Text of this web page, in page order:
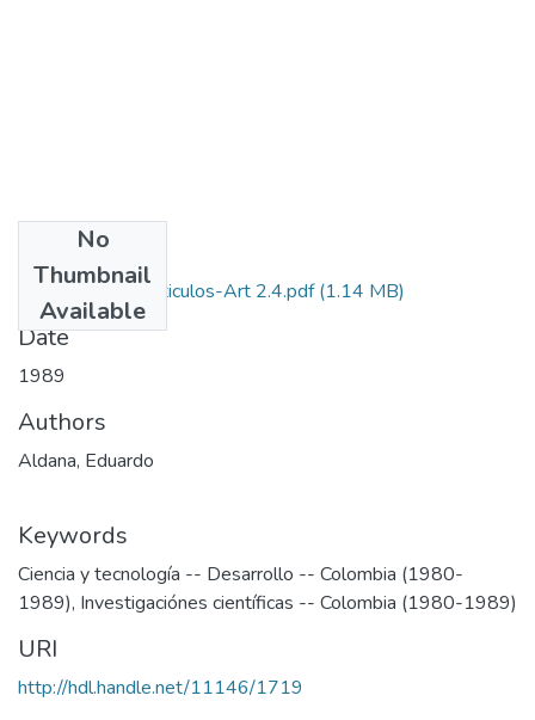
No
Thumbnail
Available
1989-V7-N2-Articulos-Art 2.4.pdf(1.14 MB)
Date
1989
Authors
Aldana, Eduardo
Keywords
Ciencia y tecnología -- Desarrollo -- Colombia (1980-
1989), Investigaciónes científicas -- Colombia (1980-1989)
URI
http://hdl.handle.net/11146/1719